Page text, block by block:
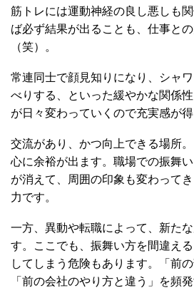
筋トレには運動神経の良し悪しも
ば必ず結果が出ることも、仕事と
（笑）。
常連同士で顔見知りになり、シャ
べりする、といった緩やかな関係
が日々変わっていくので充実感が得
交流があり、かつ向上できる場所
心に余裕が出ます。職場での振舞
が消えて、周囲の印象も変わって
力です。
一方、異動や転職によって、新た
す。ここでも、振舞い方を間違え
してしまう危険もあります。「前
「前の会社のやり方と違う」を頻